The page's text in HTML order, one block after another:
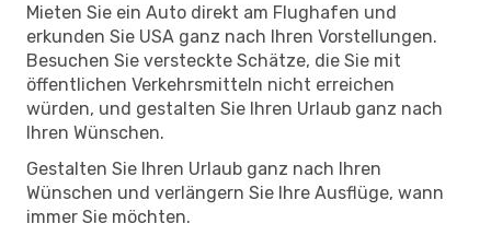
Mieten Sie ein Auto direkt am Flughafen und
erkunden Sie USA ganz nach Ihren Vorstellungen.
Besuchen Sie versteckte Schätze, die Sie mit
öffentlichen Verkehrsmitteln nicht erreichen
würden, und gestalten Sie Ihren Urlaub ganz nach
Ihren Wünschen.
Gestalten Sie Ihren Urlaub ganz nach Ihren
Wünschen und verlängern Sie Ihre Ausflüge, wann
immer Sie möchten.